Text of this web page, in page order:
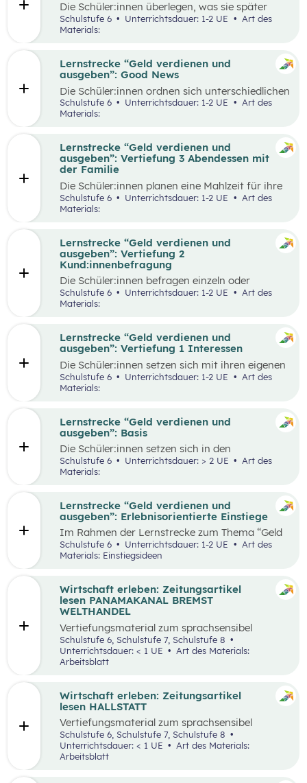
Die Schüler:innen überlegen, was sie später
einmal werden möchten und finden heraus, wie
der Beruf aussieht, den sie zukünftig ausüben
erstellen ein kreatives Endprodukt, das sie frei
wählen können. In der Wabe findet eine
Auseinandersetzung mit den eigenen
Vorstellungen über den Traumberuf und
Erkenntnisse aus der Recherche statt.
Außerdem erhalten die Schüler:innen in der
entsprechen und welche anders sind als
erwartet.
Schulstufe 6 Unterrichtsdauer: 1-2 UE
Materials:
Lernstrecke “Geld verdienen und
ausgeben”: Good News
Die Schüler:innen ordnen sich unterschiedlichen
Geld-Typen zu und diskutieren miteinander die
Tipps, die bei den jeweiligen Geld-Typen zu
welche konkreten Tipps sie im Alltag schon in
ihrem Alter umsetzen können, aber auch wie sie
ihre Eltern beim nachhaltigen Konsum
Schulstufe 6 Unterrichtsdauer: 1-2 UE
Art des
Materials:
Lernstrecke “Geld verdienen und
ausgeben”: Vertiefung 3 Abendessen mit
der Familie
Die Schüler:innen planen eine Mahlzeit für ihre
Familie und sollen dafür ein vorgegebenes
Budget pro Person einhalten. Zur Durchführung
der Einkauf der Zutaten und die Zubereitung
der Speise. Im Anschluss werden die
Schätzungen und die tatsächlichen Ausgaben
miteinander verglichen und die Vorgehensweise
beim Einkauf reflektiert.
Schulstufe 6 Unterrichtsdauer: 1-2 UE
Materials:
Lernstrecke “Geld verdienen und
ausgeben”: Vertiefung 2
Kund:innenbefragung
Die Schüler:innen befragen einzeln oder
paarweise Kund:innen in einem Supermarkt zu
den Zahlungsgewohnheiten und versuchen
Antworten der Supermarktkund:innen werden
auf einem Interviewbogen/Fragebogen
festgehalten und in der Klasse gemeinsam mit
der Lehrkraft ausgewertet. Eine weitere
Perspektive kann, je nach den örtlichen
Gegebenheiten, eingenommen werden, indem
Zahlungsformen sie anbieten und welche Art
der Zahlung sie bevorzugen.
Schulstufe 6 Unterrichtsdauer: 1-2 UE
Art des
Materials:
Lernstrecke “Geld verdienen und
ausgeben”: Vertiefung 1 Interessen
Die Schüler:innen setzen sich mit ihren eigenen
Interessen und Stärken auseinander.
Gemeinsam werden verschiedene Stärken und
Schüler:innen zeigen, dass es mit diesem
Wissen leichter ist den richtigen Beruf für sich
zu finden und die Auseinandersetzung mit
einzelnen Berufen wird ermöglicht.
Schulstufe 6 Unterrichtsdauer: 1-2 UE
Materials:
Lernstrecke “Geld verdienen und
ausgeben”: Basis
Die Schüler:innen setzen sich in den
unterschiedlichen Aufgabestellungen rund um
das Thema Geld mit den Themen Funktionen
Konsum auseinander. Außerdem gibt es zwei
Bonus-Inhalte zu den Themen „Das kostenlose
Handy“ und „Geld-Typ“.
Schulstufe 6 Unterrichtsdauer: > 2 UE
Materials:
Lernstrecke “Geld verdienen und
ausgeben”: Erlebnisorientierte Einstiege
Im Rahmen der Lernstrecke zum Thema “Geld
verdienen und ausgeben”, werden drei mögliche
Einstiegsideen vorgestellt. Diese Vorschläge
Erlebnisse konzipiert, um die Schüler:innen
aktiv in den Lernprozess einzubinden.
Schulstufe 6 Unterrichtsdauer: 1-2 UE
Art des
Materials: Einstiegsideen
Wirtschaft erleben: Zeitungsartikel
lesen PANAMAKANAL BREMST
WELTHANDEL
Vertiefungsmaterial zum sprachsensibel
aufbereiteten Zeitungsartikel “Panamakanal
bremst Welthandel”.
Schulstufe 6, Schulstufe 7, Schulstufe 8
Unterrichtsdauer: < 1 UE
Arbeitsblatt
Wirtschaft erleben: Zeitungsartikel
lesen HALLSTATT
Vertiefungsmaterial zum sprachsensibel
aufbereiteten Zeitungsartikel “Hallstatt geht
über, Hallstätter gehen unter”.
Schulstufe 6, Schulstufe 7, Schulstufe 8
Unterrichtsdauer: < 1 UE
Arbeitsblatt